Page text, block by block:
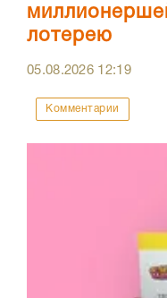
лотерею
05.08.2026 12:19
Комментарии